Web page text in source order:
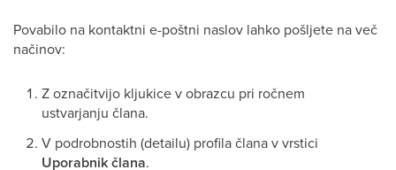
Povabilo na kontaktni e-poštni naslov lahko pošljete na več
načinov:
Z označitvijo kljukice v obrazcu pri ročnem
ustvarjanju člana.
V podrobnostih (detailu) profila člana v vrstici
Uporabnik člana.